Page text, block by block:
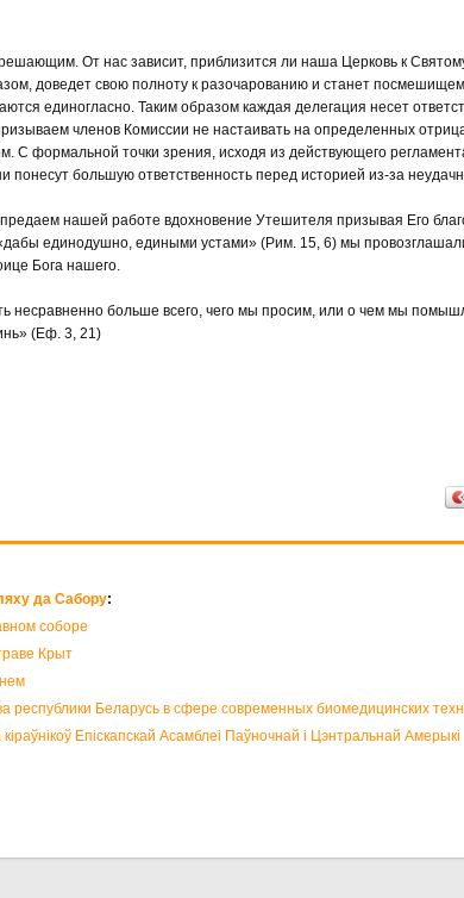
От нас зависит, приблизится ли наша Церковь к
доведет свою полноту к разочарованию и станет
единогласно. Таким образом каждая делегация несет
членов Комиссии не настаивать на определенных
С формальной точки зрения, исходя из действующего
понесут большую ответственность перед историей из-за
нашей работе вдохновение Утешителя призывая Его
единодушно, едиными устами» (Рим. 15, 6) мы
Бога нашего.
несравненно больше всего, чего мы просим, или о чем мы
(Еф. 3, 21)
да Сабору:
соборе
Крыт
республики Беларусь в сфере современных биомедицинских
Епіскапскай Асамблеі Паўночнай і Цэнтральнай Амерыкі